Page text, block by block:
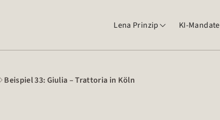
Lena Prinzip  KI-Mandate
 Beispiel 33: Giulia – Trattoria in Köln